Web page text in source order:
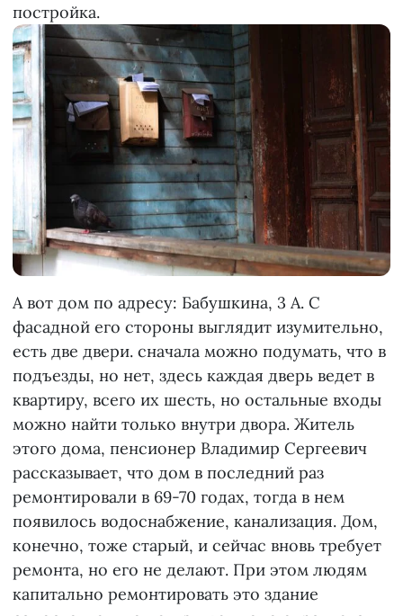
постройка.
А вот дом по адресу: Бабушкина, 3 А. С
фасадной его стороны выглядит изумительно,
есть две двери. сначала можно подумать, что в
подъезды, но нет, здесь каждая дверь ведет в
квартиру, всего их шесть, но остальные входы
можно найти только внутри двора. Житель
этого дома, пенсионер Владимир Сергеевич
рассказывает, что дом в последний раз
ремонтировали в 69-70 годах, тогда в нем
появилось водоснабжение, канализация. Дом,
конечно, тоже старый, и сейчас вновь требует
ремонта, но его не делают. При этом людям
капитально ремонтировать это здание